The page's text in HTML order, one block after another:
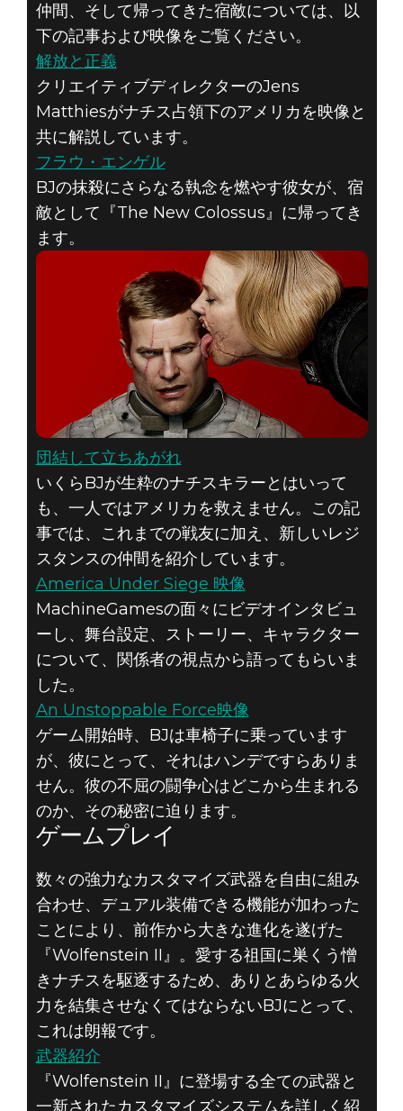
仲間、そして帰ってきた宿敵については、以
下の記事および映像をご覧ください。
解放と正義
クリエイティブディレクターのJens
Matthiesがナチス占領下のアメリカを映像と
共に解説しています。
フラウ・エンゲル
BJの抹殺にさらなる執念を燃やす彼女が、宿
敵として『The New Colossus』に帰ってき
ます。
団結して立ちあがれ
いくらBJが生粋のナチスキラーとはいって
も、一人ではアメリカを救えません。この記
事では、これまでの戦友に加え、新しいレジ
スタンスの仲間を紹介しています。
America Under Siege 映像
MachineGamesの面々にビデオインタビュ
ーし、舞台設定、ストーリー、キャラクター
について、関係者の視点から語ってもらいま
した。
An Unstoppable Force映像
ゲーム開始時、BJは車椅子に乗っています
が、彼にとって、それはハンデですらありま
せん。彼の不屈の闘争心はどこから生まれる
のか、その秘密に迫ります。
ゲームプレイ
数々の強力なカスタマイズ武器を自由に組み
合わせ、デュアル装備できる機能が加わった
ことにより、前作から大きな進化を遂げた
『Wolfenstein II』。愛する祖国に巣くう憎
きナチスを駆逐するため、ありとあらゆる火
力を結集させなくてはならないBJにとって、
これは朗報です。
武器紹介
『Wolfenstein II』に登場する全ての武器と
一新されたカスタマイズシステムを詳しく紹